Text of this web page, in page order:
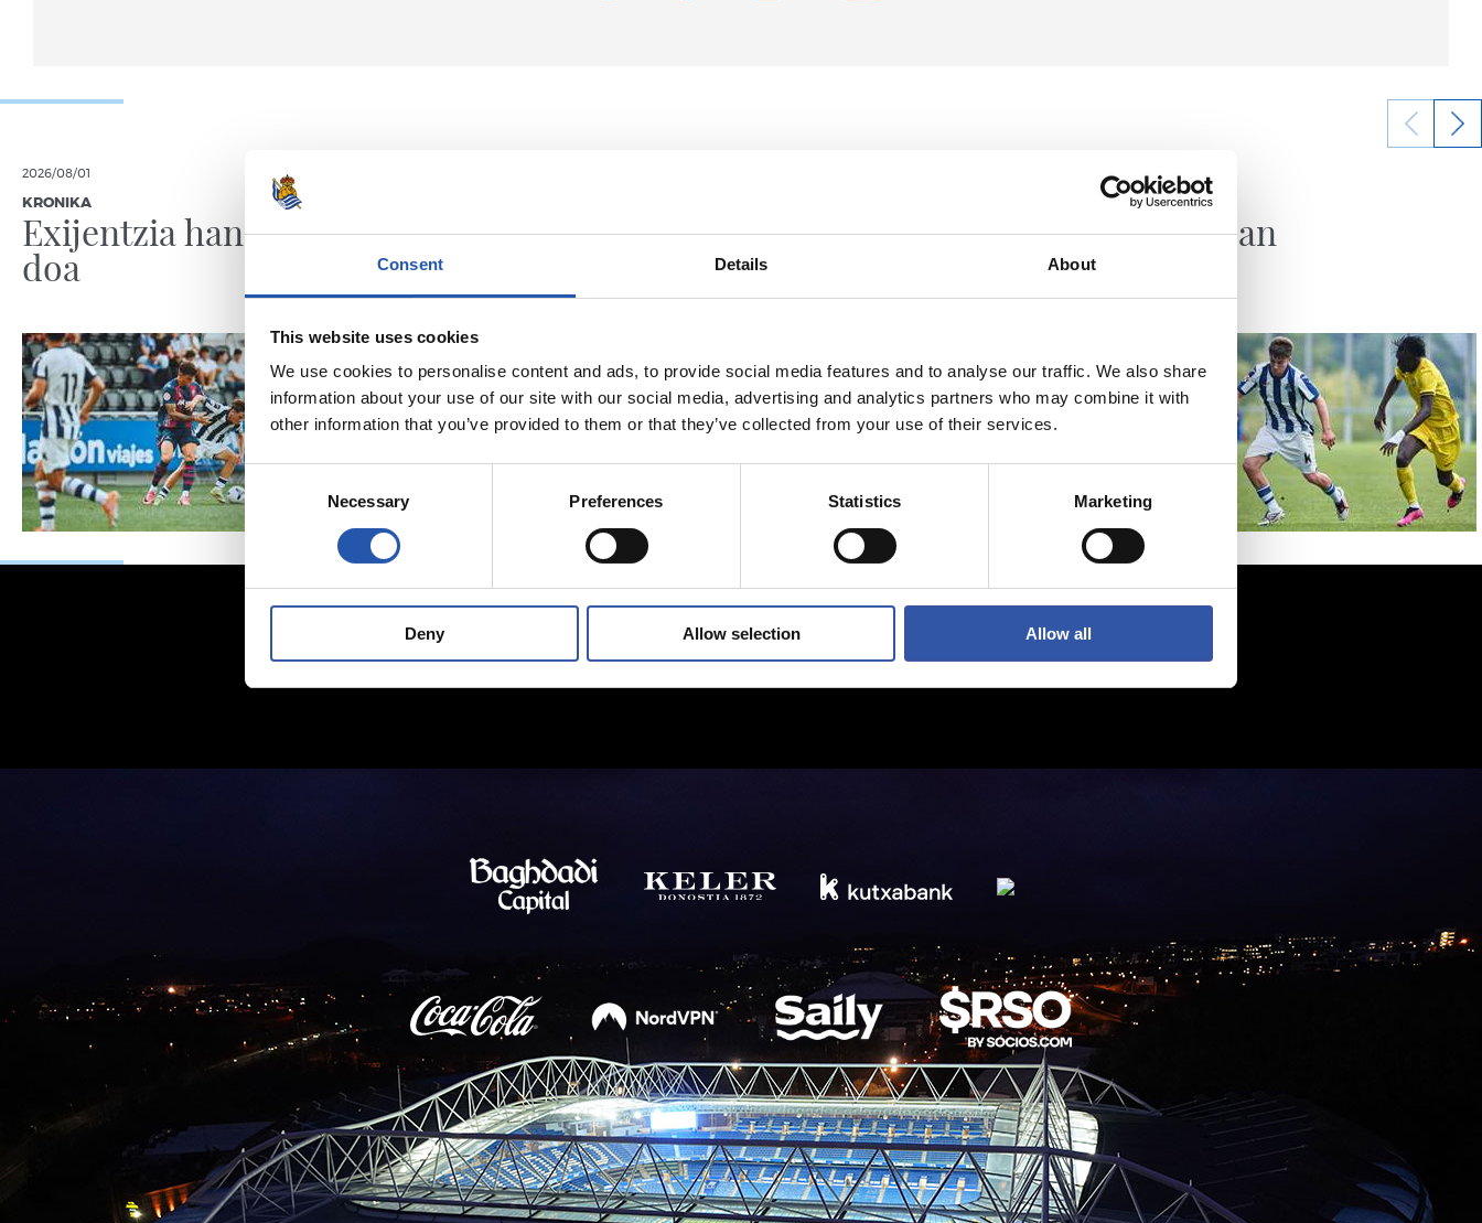
Consent Details About
This website uses cookies
We use cookies to personalise content and ads, to provide social media features and to analyse our traffic. We also share
information about your use of our site with our social media, advertising and analytics partners who may combine it with
other information that you’ve provided to them or that they’ve collected from your use of their services.
Consent
Selection
Necessary Preferences Statistics Marketing
Deny Allow selection Allow all
2026/08/01
KRONIKA
Exijentzia handitzen
doa
Zuzenean Intentsitatea igotzen
2026/07/29
SANSE
Zuzenean